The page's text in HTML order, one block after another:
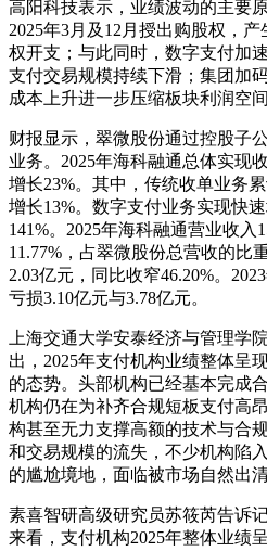
高阳科技表示，业绩波动的主要
2025年3月及12月授出购股权，
权开支；与此同时，数字支付加
支付交易规模持续下滑；集团加
成本上升进一步压缩板块利润空间
财报显示，翠微股份通过控股子
业务。2025年海科融通总体实现
增长23%。其中，传统收单业务
增长13%。数字支付业务实现快
141%。2025年海科融通营业收入
11.77%，占翠微股份总营收的比
2.03亿元，同比收窄46.20%。
亏损3.10亿元与3.78亿元。
上海交通大学安泰经济与管理学
出，2025年支付机构业绩整体呈
的态势。头部机构已经基本完成
机构仍在为补齐合规短板支付高
构甚至无力支撑高额的技术与合
和交易规模的流失，不少机构陷
的尴尬境地，面临被市场自然出
素喜智研高级研究员苏筱芮告诉
来看，支付机构2025年整体业绩